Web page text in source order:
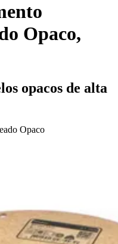
Opaco,
opacos de alta
Opaco